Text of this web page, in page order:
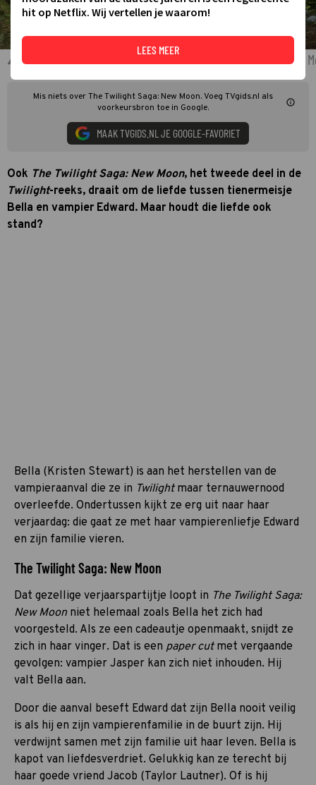
Kristen Stewart en Robert Pattinson in The Twilight Saga: New
Mis niets over The Twilight Saga: New Moon. Voeg TVgids.nl als
voorkeursbron toe in Google.
MAAK TVGIDS.NL JE GOOGLE-FAVORIET
Ook The Twilight Saga: New Moon, het tweede deel in de
Twilight-reeks, draait om de liefde tussen tienermeisje
Bella en vampier Edward. Maar houdt die liefde ook
stand?
Bella (Kristen Stewart) is aan het herstellen van de
vampieraanval die ze in Twilight maar ternauwernood
overleefde. Ondertussen kijkt ze erg uit naar haar
verjaardag: die gaat ze met haar vampierenliefje Edward
en zijn familie vieren.
The Twilight Saga: New Moon
Dat gezellige verjaarspartijtje loopt in The Twilight Saga:
New Moon niet helemaal zoals Bella het zich had
voorgesteld. Als ze een cadeautje openmaakt, snijdt ze
zich in haar vinger. Dat is een paper cutmet vergaande
gevolgen: vampier Jasper kan zich niet inhouden. Hij
valt Bella aan.
Door die aanval beseft Edward dat zijn Bella nooit veilig
is als hij en zijn vampierenfamilie in de buurt zijn. Hij
verdwijnt samen met zijn familie uit haar leven. Bella is
kapot van liefdesverdriet. Gelukkig kan ze terecht bij
haar goede vriend Jacob (Taylor Lautner). Of is hij
hit op Netflix. Wij vertellen je waarom!
LEES MEER